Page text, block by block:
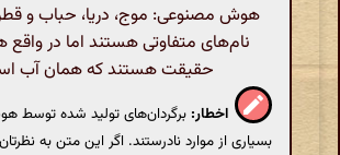
هوش مصنوعی: موج، دریا، حباب و
نام‌های متفاوتی هستند اما در
حقیقت هستند که همان آب
اخطار: برگردان‌های تولید شده توسط
بسیاری از موارد نادرستند. اگر این متن به